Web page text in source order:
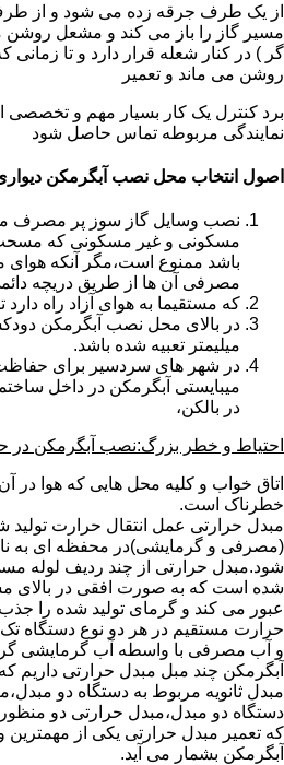
از یک طرف جرقه زده می شود و از
مسیر گاز را باز می کند و مشعل روشن
گر ) در کنار شعله قرار دارد و تا
روشن می ماند و تعمیر
برد کنترل یک کار بسیار مهم و تخصصی
نمایندگی مربوطه تماس حاصل شود
اصول انتخاب محل نصب آبگرمکن
نصب وسایل گاز سوز پر مصرف
باشد ممنوع است،مگر آنکه هوای
مصرفی آن ها از طریق دریچه
که مستقیما به هوای آزاد راه دارد
میلیمتر تعبیه شده باشد.
در شهر های سردسیر برای حفاظت
میبایستی آبگرمکن در داخل
در بالکن،
احتیاط و خطر بزرگ:نصب آبگرمکن در
اتاق خواب و کلیه محل هایی که هوا در
خطرناک است.
مبدل حرارتی عمل انتقال حرارت
(مصرفی و گرمایشی)در محفظه ای به
شود.مبدل حرارتی از چند ردیف لوله
شده است که به صورت افقی در بالای
عبور می کند و گرمای تولید شده را
حرارت مستقیم در هر دو نوع دستگاه
و آب مصرفی با واسطه آب گرمایشی
آبگرمکن چند مبل مبدل حرارتی داریم که
مبدل ثانویه مربوط به دستگاه دو
دستگاه دو مبدل،مبدل حرارتی دو
که تعمیر مبدل حرارتی یکی از مهمترین
آبگرمکن بشمار می آید.